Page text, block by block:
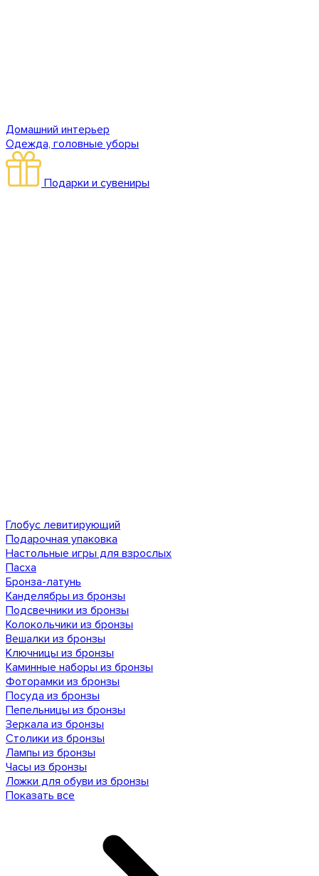
Домашний интерьер
Одежда, головные уборы
Подарки и сувениры
Глобус левитирующий
Подарочная упаковка
Настольные игры для взрослых
Пасха
Бронза-латунь
Канделябры из бронзы
Подсвечники из бронзы
Колокольчики из бронзы
Вешалки из бронзы
Ключницы из бронзы
Каминные наборы из бронзы
Фоторамки из бронзы
Посуда из бронзы
Пепельницы из бронзы
Зеркала из бронзы
Столики из бронзы
Лампы из бронзы
Часы из бронзы
Ложки для обуви из бронзы
Показать все